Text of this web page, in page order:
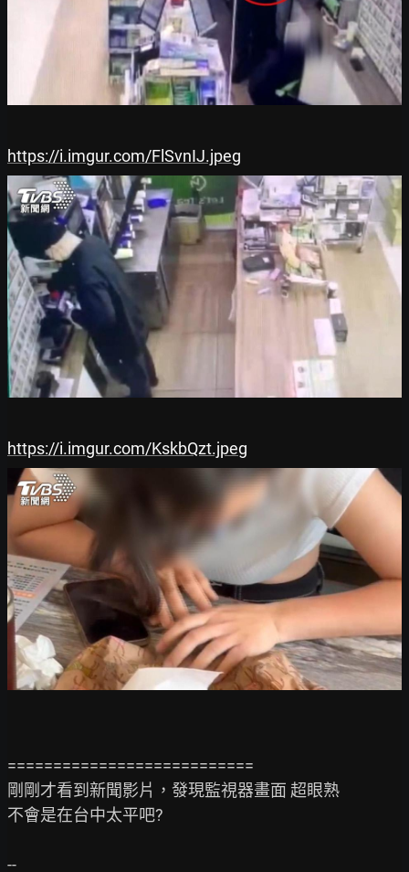
https://i.imgur.com/FlSvnIJ.jpeg
https://i.imgur.com/KskbQzt.jpeg
===========================
剛剛才看到新聞影片，發現監視器畫面 超眼熟
不會是在台中太平吧?